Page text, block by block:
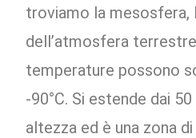
troviamo la
dell’atmosfera
temperature possono
-90°C. Si estende dai
altezza ed è una zona